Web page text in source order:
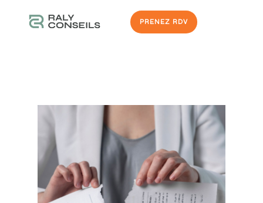
PRENEZ RDV